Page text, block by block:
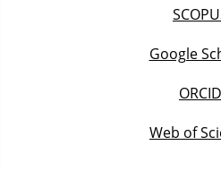
Google
ORCID
Web of